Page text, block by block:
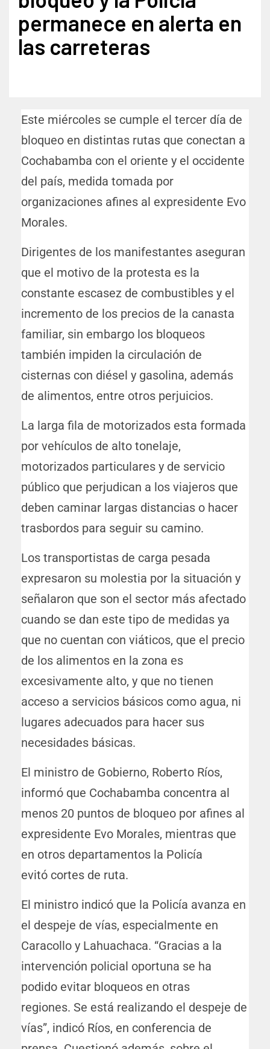
permanece en alerta en
las carreteras
Este miércoles se cumple el tercer día de
bloqueo en distintas rutas que conectan a
Cochabamba con el oriente y el occidente
del país, medida tomada por
organizaciones afines al expresidente Evo
Morales.
Dirigentes de los manifestantes aseguran
que el motivo de la protesta es la
constante escasez de combustibles y el
incremento de los precios de la canasta
familiar, sin embargo los bloqueos
también impiden la circulación de
cisternas con diésel y gasolina, además
de alimentos, entre otros perjuicios.
La larga fila de motorizados esta formada
por vehículos de alto tonelaje,
motorizados particulares y de servicio
público que perjudican a los viajeros que
deben caminar largas distancias o hacer
trasbordos para seguir su camino.
Los transportistas de carga pesada
expresaron su molestia por la situación y
señalaron que son el sector más afectado
cuando se dan este tipo de medidas ya
que no cuentan con viáticos, que el precio
de los alimentos en la zona es
excesivamente alto, y que no tienen
acceso a servicios básicos como agua, ni
lugares adecuados para hacer sus
necesidades básicas.
El ministro de Gobierno, Roberto Ríos,
informó que Cochabamba concentra al
menos 20 puntos de bloqueo por afines al
expresidente Evo Morales, mientras que
en otros departamentos la Policía
evitó cortes de ruta.
El ministro indicó que la Policía avanza en
el despeje de vías, especialmente en
Caracollo y Lahuachaca. “Gracias a la
intervención policial oportuna se ha
podido evitar bloqueos en otras
regiones. Se está realizando el despeje de
vías”, indicó Ríos, en conferencia de